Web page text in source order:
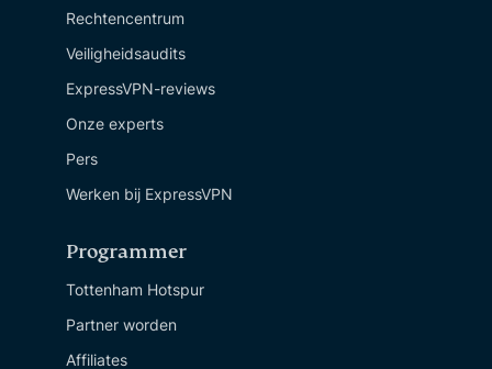
Rechtencentrum
Veiligheidsaudits
ExpressVPN-reviews
Onze experts
Pers
Werken bij ExpressVPN
Programmer
Tottenham Hotspur
Partner worden
Affiliates